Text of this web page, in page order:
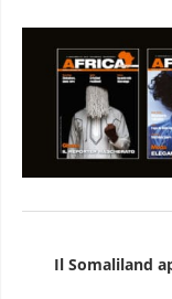
Il Somaliland